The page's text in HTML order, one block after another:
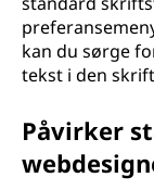
kan du sørge
tekst i den
Påvirker